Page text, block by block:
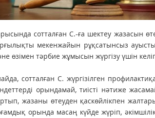
сотталған С.-ға шектеу жазасын
мекенжайын рұқсатынсыз
өзімен тәрбие жұмысын жүргізу үшін
сотталған С. жүргізілген
орындамай, тиісті нәтиже
жазаны өтеуден қаскөйлікпен
орында масаң күйде жүріп,